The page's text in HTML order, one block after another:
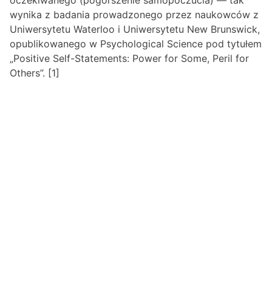
wynika z badania prowadzonego przez naukowców z
Uniwersytetu Waterloo i Uniwersytetu New Brunswick,
opublikowanego w Psychological Science pod tytułem
„Positive Self-Statements: Power for Some, Peril for
Others”. [1]